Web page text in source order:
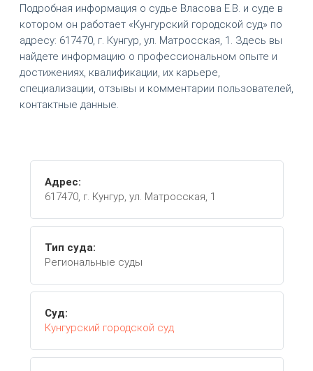
Подробная информация о судье Власова Е.В. и суде в
котором он работает «Кунгурский городской суд» по
адресу: 617470, г. Кунгур, ул. Матросская, 1. Здесь вы
найдете информацию о профессиональном опыте и
достижениях, квалификации, их карьере,
специализации, отзывы и комментарии пользователей,
контактные данные.
Адрес:
617470, г. Кунгур, ул. Матросская, 1
Тип суда:
Региональные суды
Суд:
Кунгурский городской суд